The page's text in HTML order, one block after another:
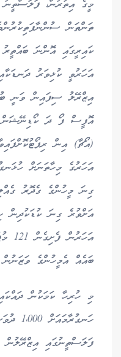
މީގެ އިތުރުން،
ތަންތަން
އަހަރުވީ ކުޅިވަރު
އިޒްރޭލު ސިފައިން ވަނީ
އޮފީސް ފޯ ދަ ކޯޑިނޭޝަން
ބައެއް އެމީހުންގެ ވަޒަނުން
މި ހުރިހާ ކަމަކުން
ފަލަސްތީނުގައި އިޒްރޭލުން